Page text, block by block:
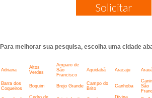
Solicitar
Para melhorar sua pesquisa, escolha uma cidade
Adriana
Altos
Verdes
Amparo de
São
Francisco
Aquidabã Aracaju
Barra dos
Coqueiros
Boquim Brejo Grande Campo do
Brito
Canhoba
São
Cedro de
Divina